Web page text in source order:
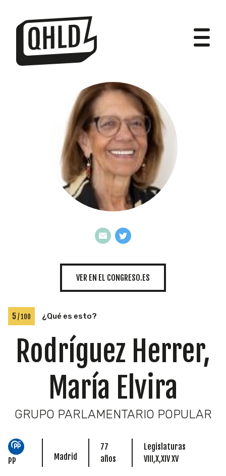
DIPUTADOS
GRUPOS
INICIATIVAS
TEMÁTICAS
VER EN EL CONGRESO.ES
5 / 100 ¿Qué es esto?
Rodríguez Herrer,
María Elvira
GRUPO PARLAMENTARIO POPULAR
PP Madrid
77
años
Legislaturas
VIII,X,XIV XV